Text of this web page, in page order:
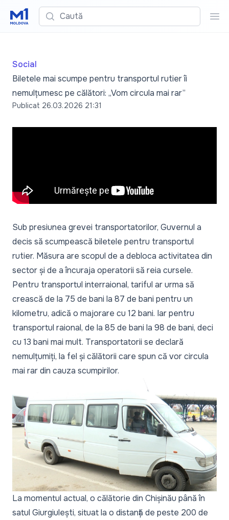
Caută
Social
Biletele mai scumpe pentru transportul rutier îi
nemulțumesc pe călători: „Vom circula mai rar”
Publicat 26.03.2026 21:31
Sub presiunea grevei transportatorilor, Guvernul a
decis să scumpească biletele pentru transportul
rutier. Măsura are scopul de a debloca activitatea din
sector și de a încuraja operatorii să reia cursele.
Pentru transportul interraional, tariful ar urma să
crească de la 75 de bani la 87 de bani pentru un
kilometru, adică o majorare cu 12 bani. Iar pentru
transportul raional, de la 85 de bani la 98 de bani, deci
cu 13 bani mai mult. Transportatorii se declară
nemulțumiți, la fel și călătorii care spun că vor circula
mai rar din cauza scumpirilor.
La momentul actual, o călătorie din Chișinău până în
satul Giurgiulești, situat la o distanță de peste 200 de